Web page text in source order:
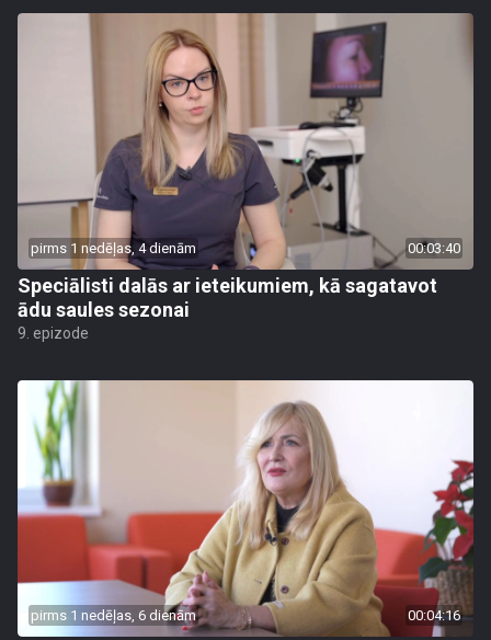
pirms 1 nedēļas, 4 dienām 00:03:40
Speciālisti dalās ar ieteikumiem, kā sagatavot
ādu saules sezonai
9. epizode
pirms 1 nedēļas, 6 dienām 00:04:16